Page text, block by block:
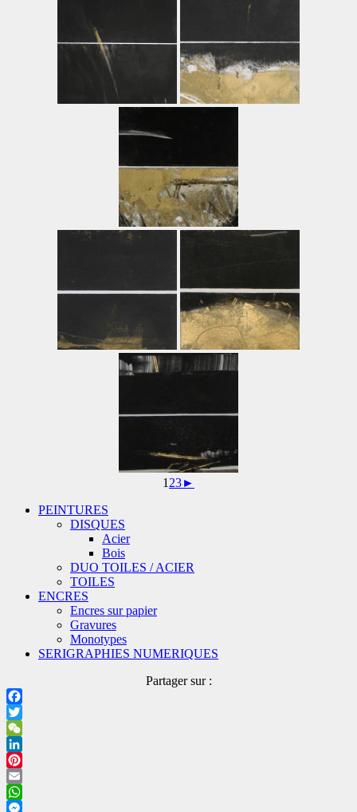
1 23►
PEINTURES
DISQUES
Acier
Bois
DUO TOILES / ACIER
TOILES
ENCRES
Encres sur papier
Gravures
Monotypes
SERIGRAPHIES NUMERIQUES
Partager sur :